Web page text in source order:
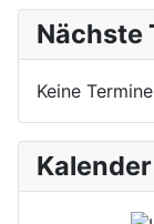
Nächste
Keine Termine
Kalender